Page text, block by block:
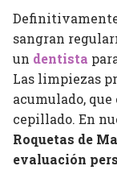
sangran
un dentista
Las limpiezas
acumulado,
cepillado. En
Roquetas de
evaluación